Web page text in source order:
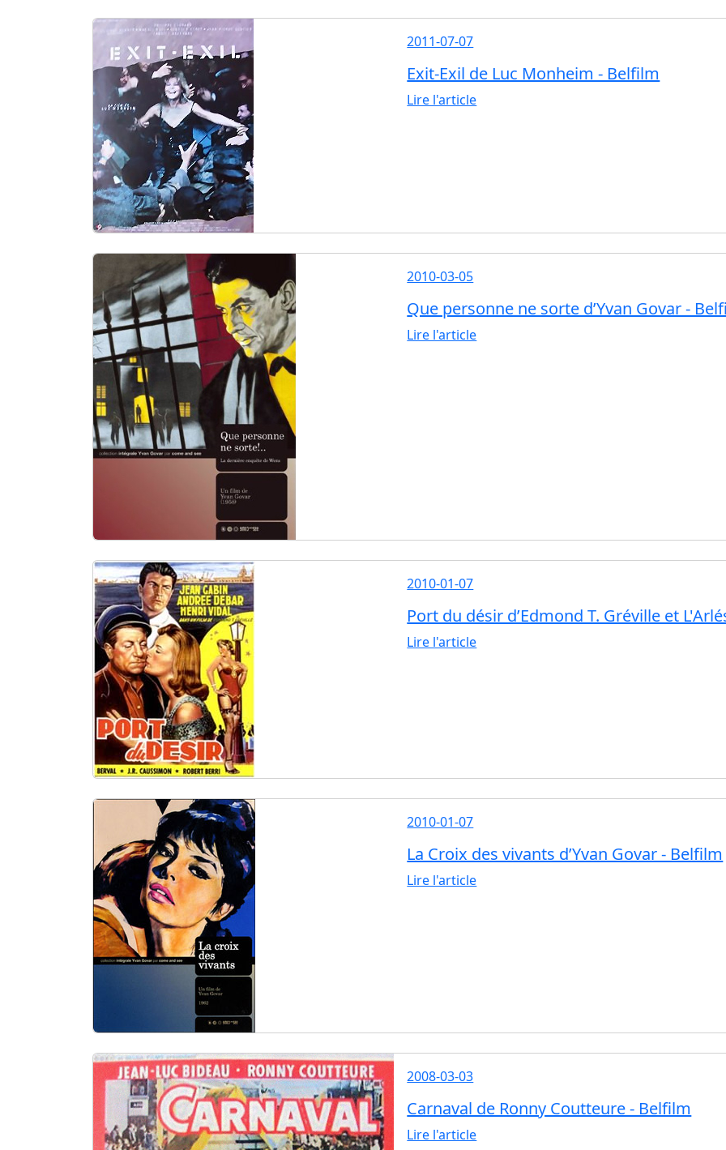
2011-07-07
Exit-Exil de Luc Monheim - Belfilm
Lire l'article
2010-03-05
Que personne ne sorte d’Yvan Govar -
Lire l'article
2010-01-07
Port du désir d’Edmond T. Gréville et
Lire l'article
2010-01-07
La Croix des vivants d’Yvan Govar - Belfilm
Lire l'article
2008-03-03
Carnaval de Ronny Coutteure - Belfilm
Lire l'article